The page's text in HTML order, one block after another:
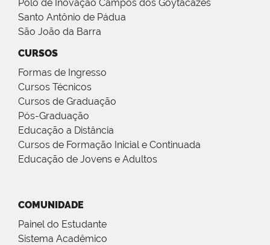
Polo de Inovação Campos dos Goytacazes
Santo Antônio de Pádua
São João da Barra
CURSOS
Formas de Ingresso
Cursos Técnicos
Cursos de Graduação
Pós-Graduação
Educação a Distância
Cursos de Formação Inicial e Continuada
Educação de Jovens e Adultos
COMUNIDADE
Painel do Estudante
Sistema Acadêmico